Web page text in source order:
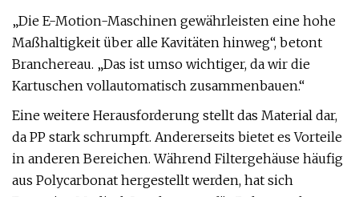
„Die E-Motion-Maschinen gewährleisten eine hohe
Maßhaltigkeit über alle Kavitäten hinweg“, betont
Branchereau. „Das ist umso wichtiger, da wir die
Kartuschen vollautomatisch zusammenbauen.“
Eine weitere Herausforderung stellt das Material dar,
da PP stark schrumpft. Andererseits bietet es Vorteile
in anderen Bereichen. Während Filtergehäuse häufig
aus Polycarbonat hergestellt werden, hat sich